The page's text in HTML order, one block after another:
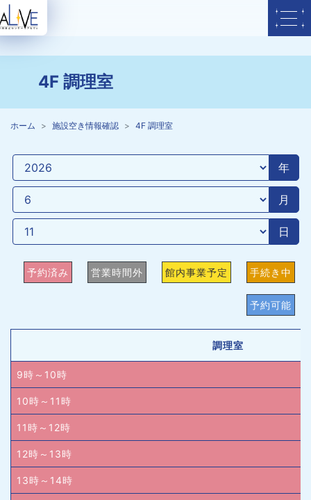
4F 調理室
ホーム 施設空き情報確認 4F 調理室
年
月
日
予約済み 営業時間外 館内事業予定 手続き中
予約可能
調理室
9時～10時
10時～11時
11時～12時
12時～13時
13時～14時